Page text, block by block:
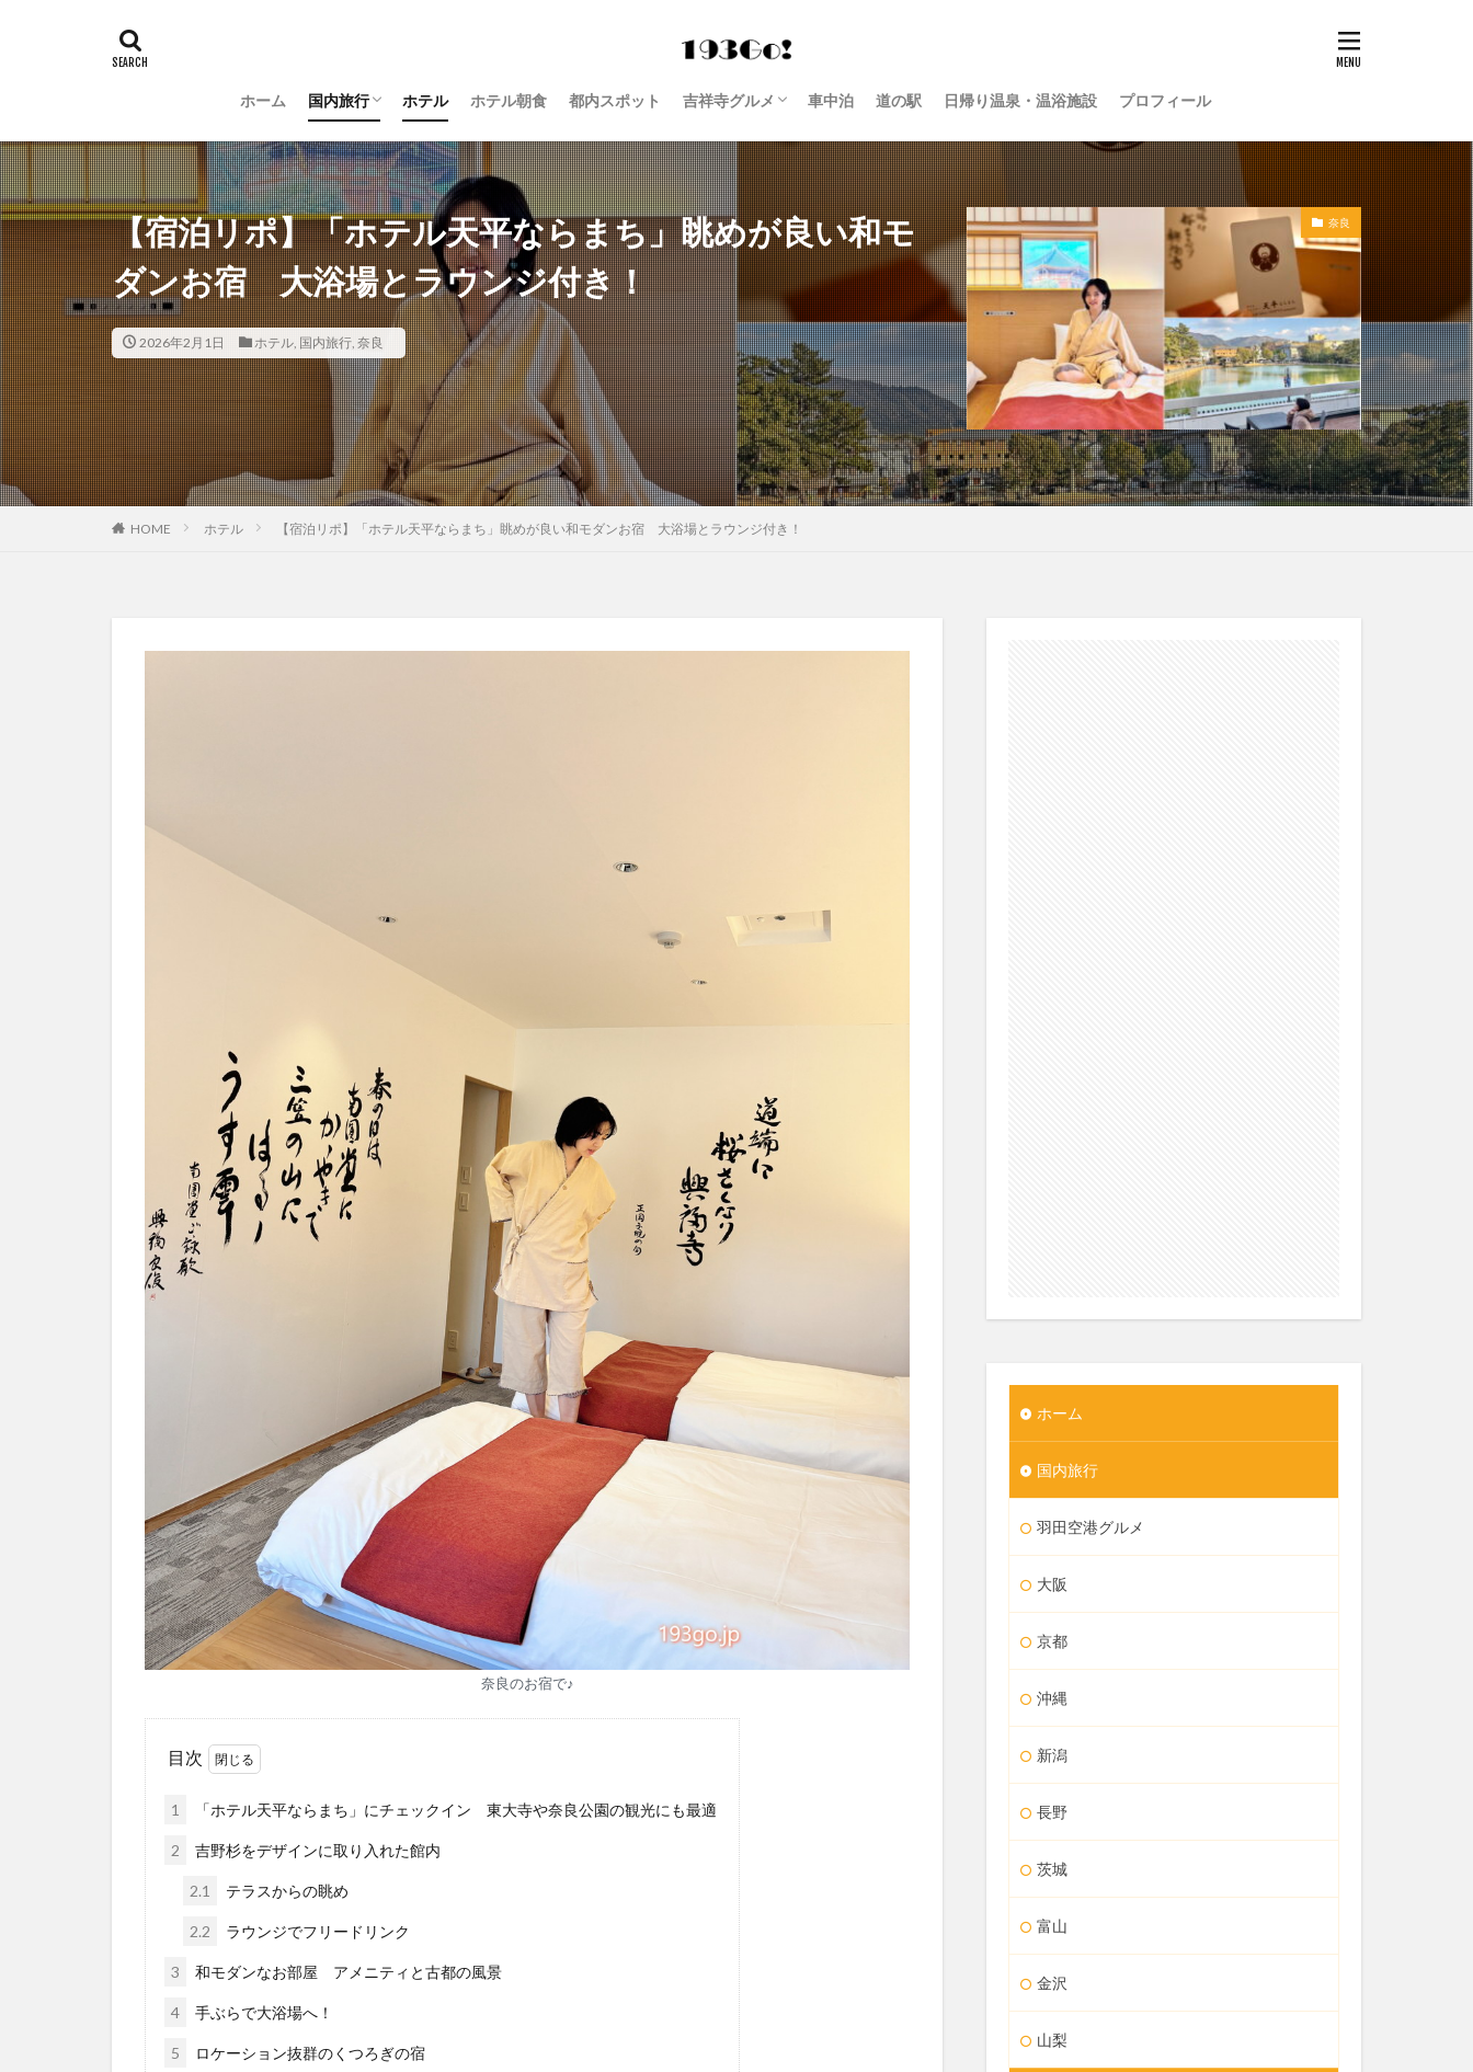
ホーム 国内旅行
羽田空港グルメ
大阪
京都
沖縄
新潟
長野
茨城
富山
金沢
山梨
ホテル ホテル朝食 都内スポット 吉祥寺グルメ
西荻窪 グルメ
車中泊 道の駅 日帰り温泉・温浴施設 プロフィール
【宿泊リポ】「ホテル天平ならまち」眺めが良い和モ
ダンお宿 大浴場とラウンジ付き！
2026年2月1日 ホテル, 国内旅行, 奈良
奈良
HOME ホテル 【宿泊リポ】「ホテル天平ならまち」眺めが良い和モダンお宿 大浴場とラウンジ付き！
奈良のお宿で♪
目次
1 「ホテル天平ならまち」にチェックイン 東大寺や奈良公園の観光にも最適
2 吉野杉をデザインに取り入れた館内
2.1 テラスからの眺め
2.2 ラウンジでフリードリンク
3 和モダンなお部屋 アメニティと古都の風景
4 手ぶらで大浴場へ！
5 ロケーション抜群のくつろぎの宿
ホーム
国内旅行
羽田空港グルメ
大阪
京都
沖縄
新潟
長野
茨城
富山
金沢
山梨